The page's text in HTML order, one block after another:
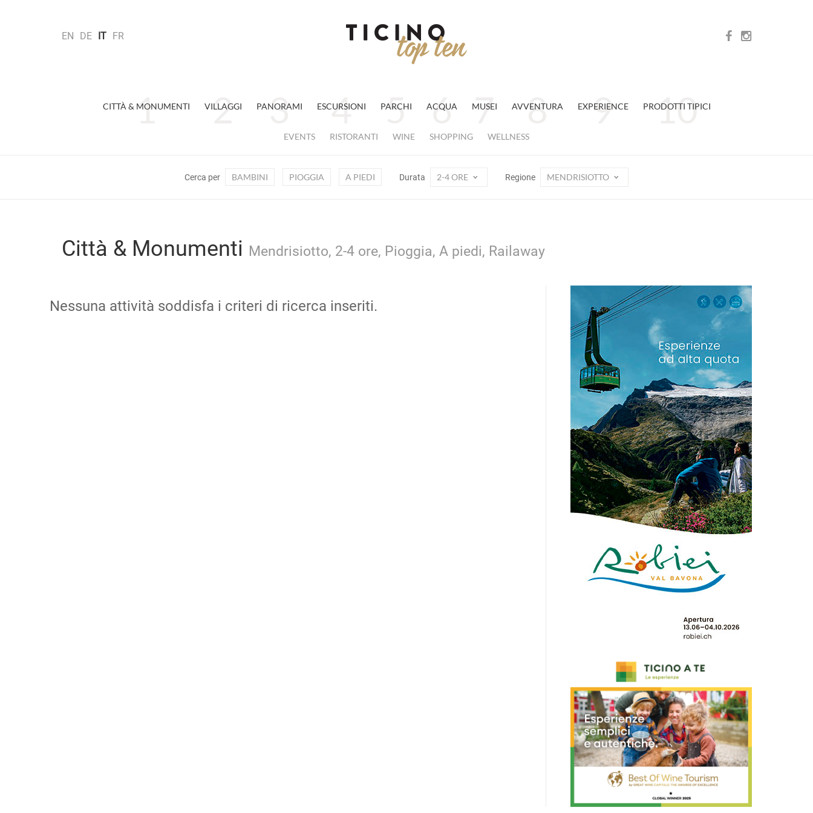
EN DE IT FR
CITTÀ & MONUMENTI VILLAGGI PANORAMI ESCURSIONI PARCHI ACQUA MUSEI AVVENTURA EXPERIENCE PRODOTTI TIPICI
EVENTS RISTORANTI WINE SHOPPING WELLNESS
Cerca per BAMBINI PIOGGIA A PIEDI Durata 2-4 ORE Regione MENDRISIOTTO
Città & Monumenti Mendrisiotto, 2-4 ore, Pioggia, A piedi, Railaway
Nessuna attività soddisfa i criteri di ricerca inseriti.